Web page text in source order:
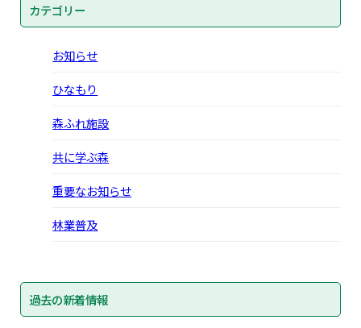
カテゴリー
お知らせ
ひなもり
森ふれ施設
共に学ぶ森
重要なお知らせ
林業普及
過去の新着情報